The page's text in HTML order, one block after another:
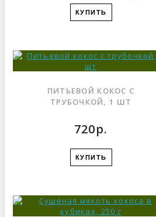
КУПИТЬ
ПИТЬЕВОЙ КОКОС С
ТРУБОЧКОЙ, 1 ШТ
720р.
КУПИТЬ